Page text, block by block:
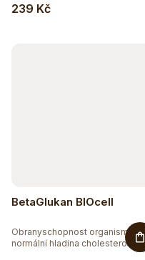
239 Kč
BetaGlukan BIOcell
Obranyschopnost organismu,
normální hladina cholesterolu v...